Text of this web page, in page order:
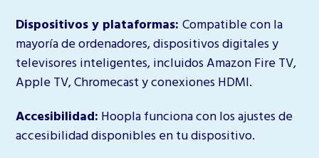
Dispositivos y plataformas:Compatible con la
mayoría de ordenadores, dispositivos digitales y
televisores inteligentes, incluidos Amazon Fire TV,
Apple TV, Chromecast y conexiones HDMI.
Accesibilidad: Hoopla funciona con los ajustes de
accesibilidad disponibles en tu dispositivo.